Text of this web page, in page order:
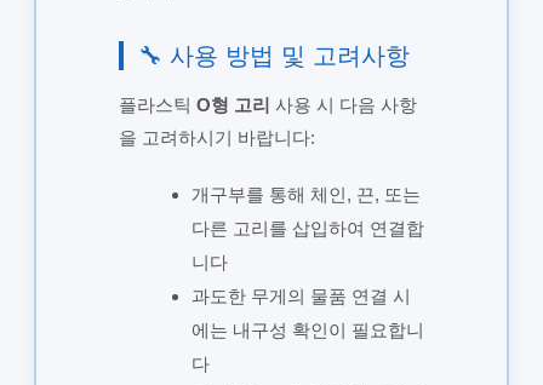
🔧 사용 방법 및 고려사항
플라스틱 O형 고리 사용 시 다음 사항
을 고려하시기 바랍니다:
개구부를 통해 체인, 끈, 또는
다른 고리를 삽입하여 연결합
니다
과도한 무게의 물품 연결 시
에는 내구성 확인이 필요합니
다